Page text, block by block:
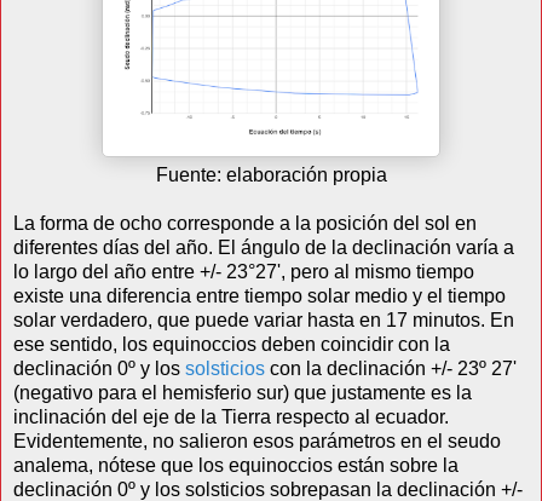
Fuente: elaboración propia
La forma de ocho corresponde a la posición del sol en
diferentes días del año. El ángulo de la declinación varía a
lo largo del año entre +/- 23°27', pero al mismo tiempo
existe una diferencia entre tiempo solar medio y el tiempo
solar verdadero, que puede variar hasta en 17 minutos. En
ese sentido, los equinoccios deben coincidir con la
declinación 0º y los solsticios con la declinación +/- 23º 27'
(negativo para el hemisferio sur) que justamente es la
inclinación del eje de la Tierra respecto al ecuador.
Evidentemente, no salieron esos parámetros en el seudo
analema, nótese que los equinoccios están sobre la
declinación 0º y los solsticios sobrepasan la declinación +/-